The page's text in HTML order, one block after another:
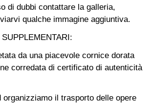
di dubbi contattare la galleria,
qualche immagine aggiuntiva.
da una piacevole cornice dorata
corredata di certificato di autenticità
organizziamo il trasporto delle opere